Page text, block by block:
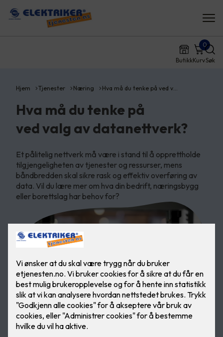
ButikkKurv
0
Søk
Hjem Tjenester Næring Hva må du tenke på ved v…
Hva må du tenke på
ved valg av datanettverk?
Et pålitelig nettverk må være i stand til å opprettholde
tilgjengeligheten av tjenester og ressurser, mens
båndbredden skal sikre rask og effektiv overføring av
data. Vil du lære mer om hva din bedrift, næringsbygg
eller borettslag har behov for?